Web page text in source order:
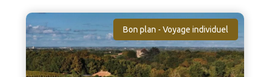
Bon plan - Voyage individuel